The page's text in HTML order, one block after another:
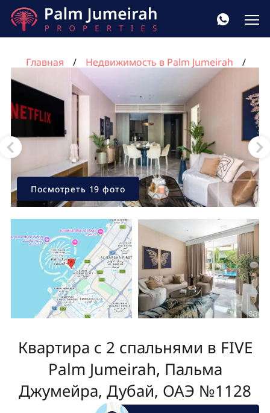
Главная
Недвижимость в Palm Jumeirah
Квартира с 2 спальнями в FIVE Palm Jumeirah,
Пальма Джумейра, Дубай, ОАЭ №1128
Посмотреть 19 фото
Квартира с 2 спальнями в FIVE
Palm Jumeirah, Пальма
Джумейра, Дубай, ОАЭ №1128